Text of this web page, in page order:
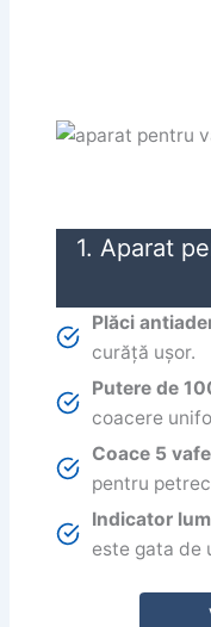
1. Aparat
Plăci
curăță ușor.
Putere de
coacere
Coace 5
pentru
Indicator
este gata de